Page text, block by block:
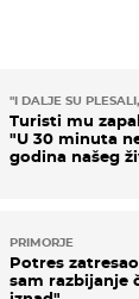
"I DALJE SU
Turisti mu
"U 30 minuta
godina našeg
PRIMORJE
Potres
sam razbijanje